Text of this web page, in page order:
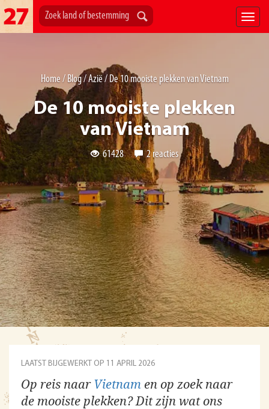
Home / Blog/Azië/ De 10 mooiste plekken van Vietnam
De 10 mooiste plekken
van Vietnam
61428 2 reacties
LAATST BIJGEWERKT OP 11 APRIL 2026
Op reis naar Vietnam en op zoek naar
de mooiste plekken? Dit zijn wat ons